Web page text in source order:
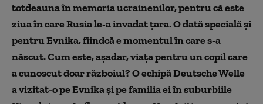
totdeauna în memoria ucrainenilor, pentru că este
ziua în care Rusia le-a invadat țara. O dată specială și
pentru Evnika, fiindcă e momentul în care s-a
născut. Cum este, așadar, viața pentru un copil care
a cunoscut doar războiul? O echipă Deutsche Welle
a vizitat-o pe Evnika și pe familia ei în suburbiile